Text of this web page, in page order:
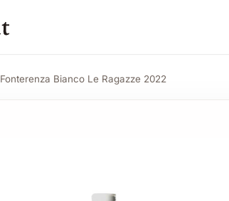
Fonterenza Bianco Le Ragazze 2022